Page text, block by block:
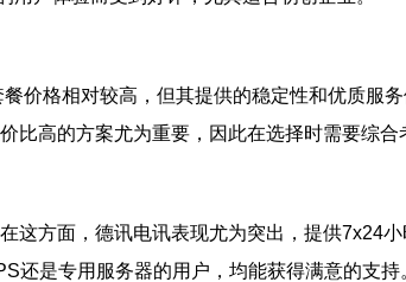
价格相对较高，但其提供的稳定性和优质服
高的方案尤为重要，因此在选择时需要综合
这方面，德讯电讯表现尤为突出，提供7x24
还是专用服务器的用户，均能获得满意的支持